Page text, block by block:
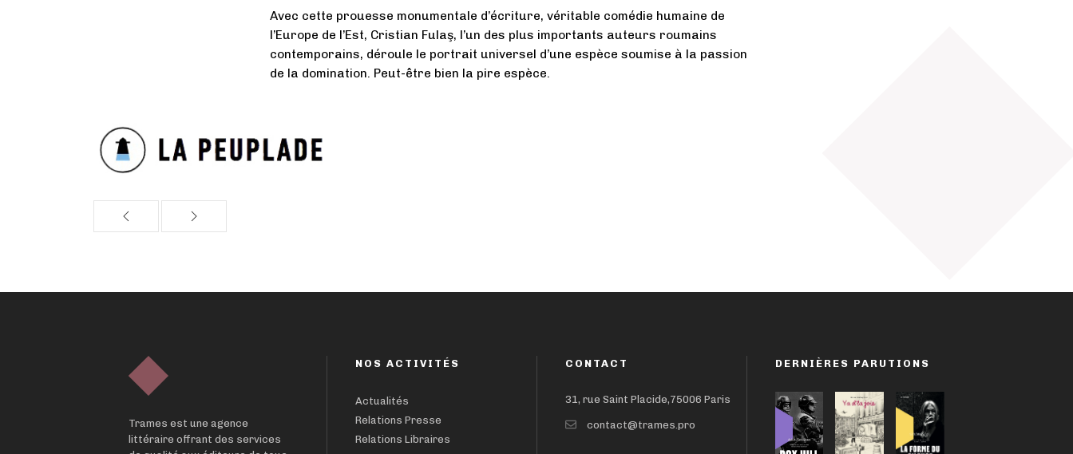
Avec cette prouesse monumentale d’écriture, véritable comédie humaine de
l’Europe de l’Est, Cristian Fulaş, l’un des plus importants auteurs roumains
contemporains, déroule le portrait universel d’une espèce soumise à la passion
de la domination. Peut-être bien la pire espèce.
Trames est une agence
littéraire offrant des services
NOS ACTIVITÉS
Actualités
Relations Presse
Relations Libraires
CONTACT
31, rue Saint Placide,75006 Paris
contact@trames.pro
DERNIÈRES PARUTIONS